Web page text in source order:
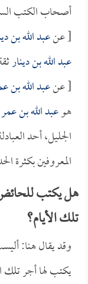
أصحاب الكتب
[ عنعبد الله بن
عبد الله بن دينار
[ عنعبد الله بن
هوعبد الله بن
الجليل، أحد
المعروفين بكثرة
هل يكتب
تلك الأيام؟
وقد يقال هنا:
يكتب لها أجر تلك